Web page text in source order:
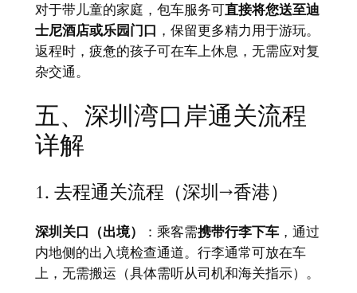
对于带儿童的家庭，包车服务可直接将您送至迪
士尼酒店或乐园门口 ，保留更多精力用于游玩。
返程时，疲惫的孩子可在车上休息，无需应对复
杂交通。
五、深圳湾口岸通关流程
详解
1. 去程通关流程（深圳→香港）
深圳关口（出境） ：乘客需携带行李下车，通过
内地侧的出入境检查通道。行李通常可放在车
上，无需搬运（具体需听从司机和海关指示）。